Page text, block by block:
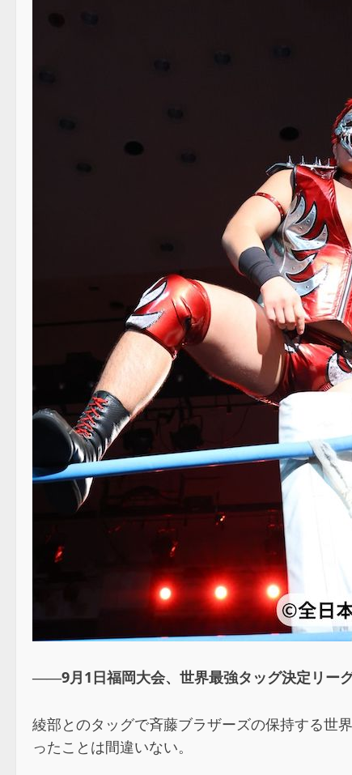
――9月1日福岡大会、世界最強タッグ決定リー
綾部とのタッグで斉藤ブラザーズの保持する世
ったことは間違いない。